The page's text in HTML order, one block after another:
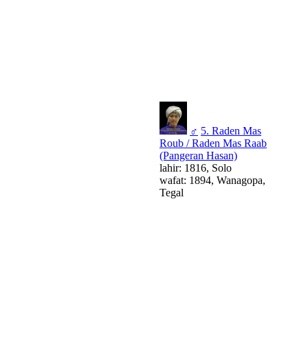
♂ 5. Raden Mas
Roub / Raden Mas Raab
(Pangeran Hasan)
lahir: 1816, Solo
wafat: 1894, Wanagopa,
Tegal